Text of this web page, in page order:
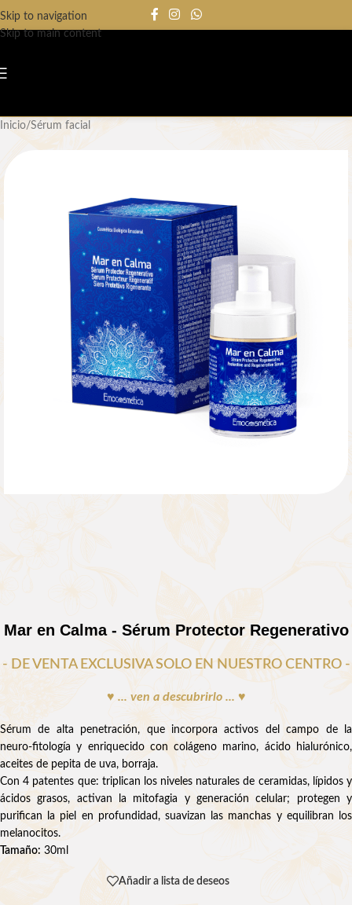
Skip to navigation
Skip to main content
Inicio/Sérum facial
Mar en Calma - Sérum Protector Regenerativo
- DE VENTA EXCLUSIVA SOLO EN NUESTRO CENTRO -
♥ ... ven a descubrirlo ... ♥
Sérum de alta penetración, que incorpora activos del campo de la
neuro-fitología y enriquecido con colágeno marino, ácido hialurónico,
aceites de pepita de uva, borraja.
Con 4 patentes que: triplican los niveles naturales de ceramidas, lípidos y
ácidos grasos, activan la mitofagia y generación celular; protegen y
purifican la piel en profundidad, suavizan las manchas y equilibran los
melanocitos.
Tamaño: 30ml
Añadir a lista de deseos